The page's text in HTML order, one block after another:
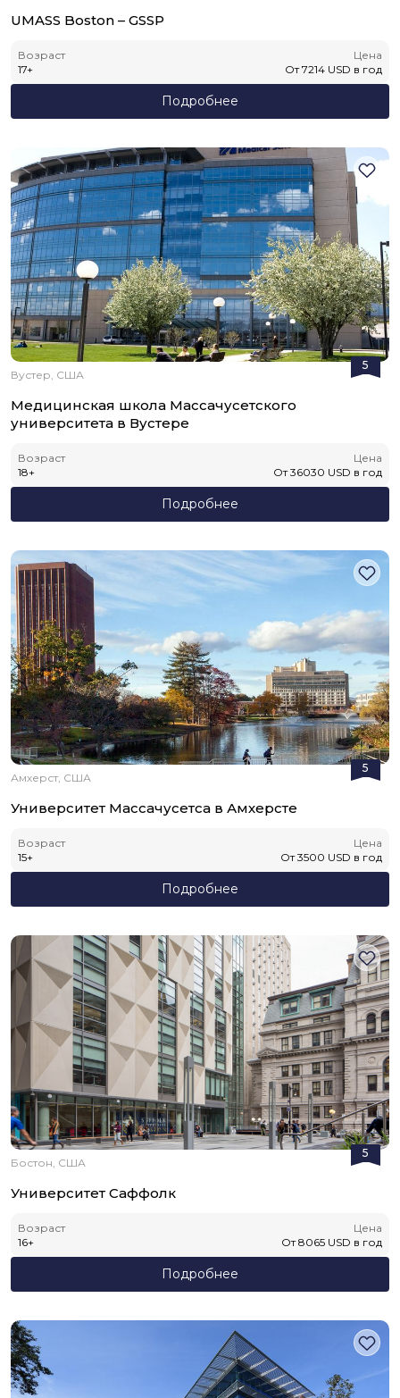
UMASS Boston – GSSP
Возраст
17+
Цена
От 7214 USD в год
Подробнее
5
Вустер, США
Медицинская школа Массачусетского
университета в Вустере
Возраст
18+
Цена
От 36030 USD в год
Подробнее
5
Амхерст, США
Университет Массачусетса в Амхерсте
Возраст
15+
Цена
От 3500 USD в год
Подробнее
5
Бостон, США
Университет Саффолк
Возраст
16+
Цена
От 8065 USD в год
Подробнее